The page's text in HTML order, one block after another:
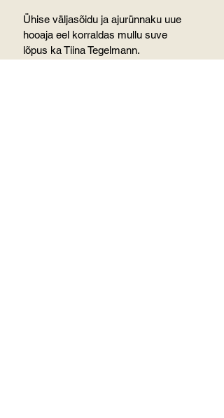
Ühise väljasõidu ja ajurünnaku uue
hooaja eel korraldas mullu suve
lõpus ka Tiina Tegelmann.